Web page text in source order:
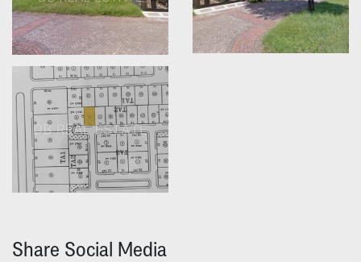
Share Social Media